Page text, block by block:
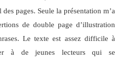
pages. Seule la présentation m’a
de double page d’illustration
Le texte est assez difficile à
à de jeunes lecteurs qui se